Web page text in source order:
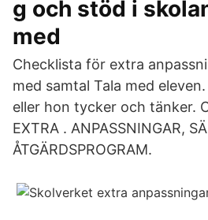
g och stöd i
med
Checklista för extra
med samtal Tala med
eller hon tycker och tänker.
EXTRA . ANPASSNINGAR,
ÅTGÄRDSPROGRAM.